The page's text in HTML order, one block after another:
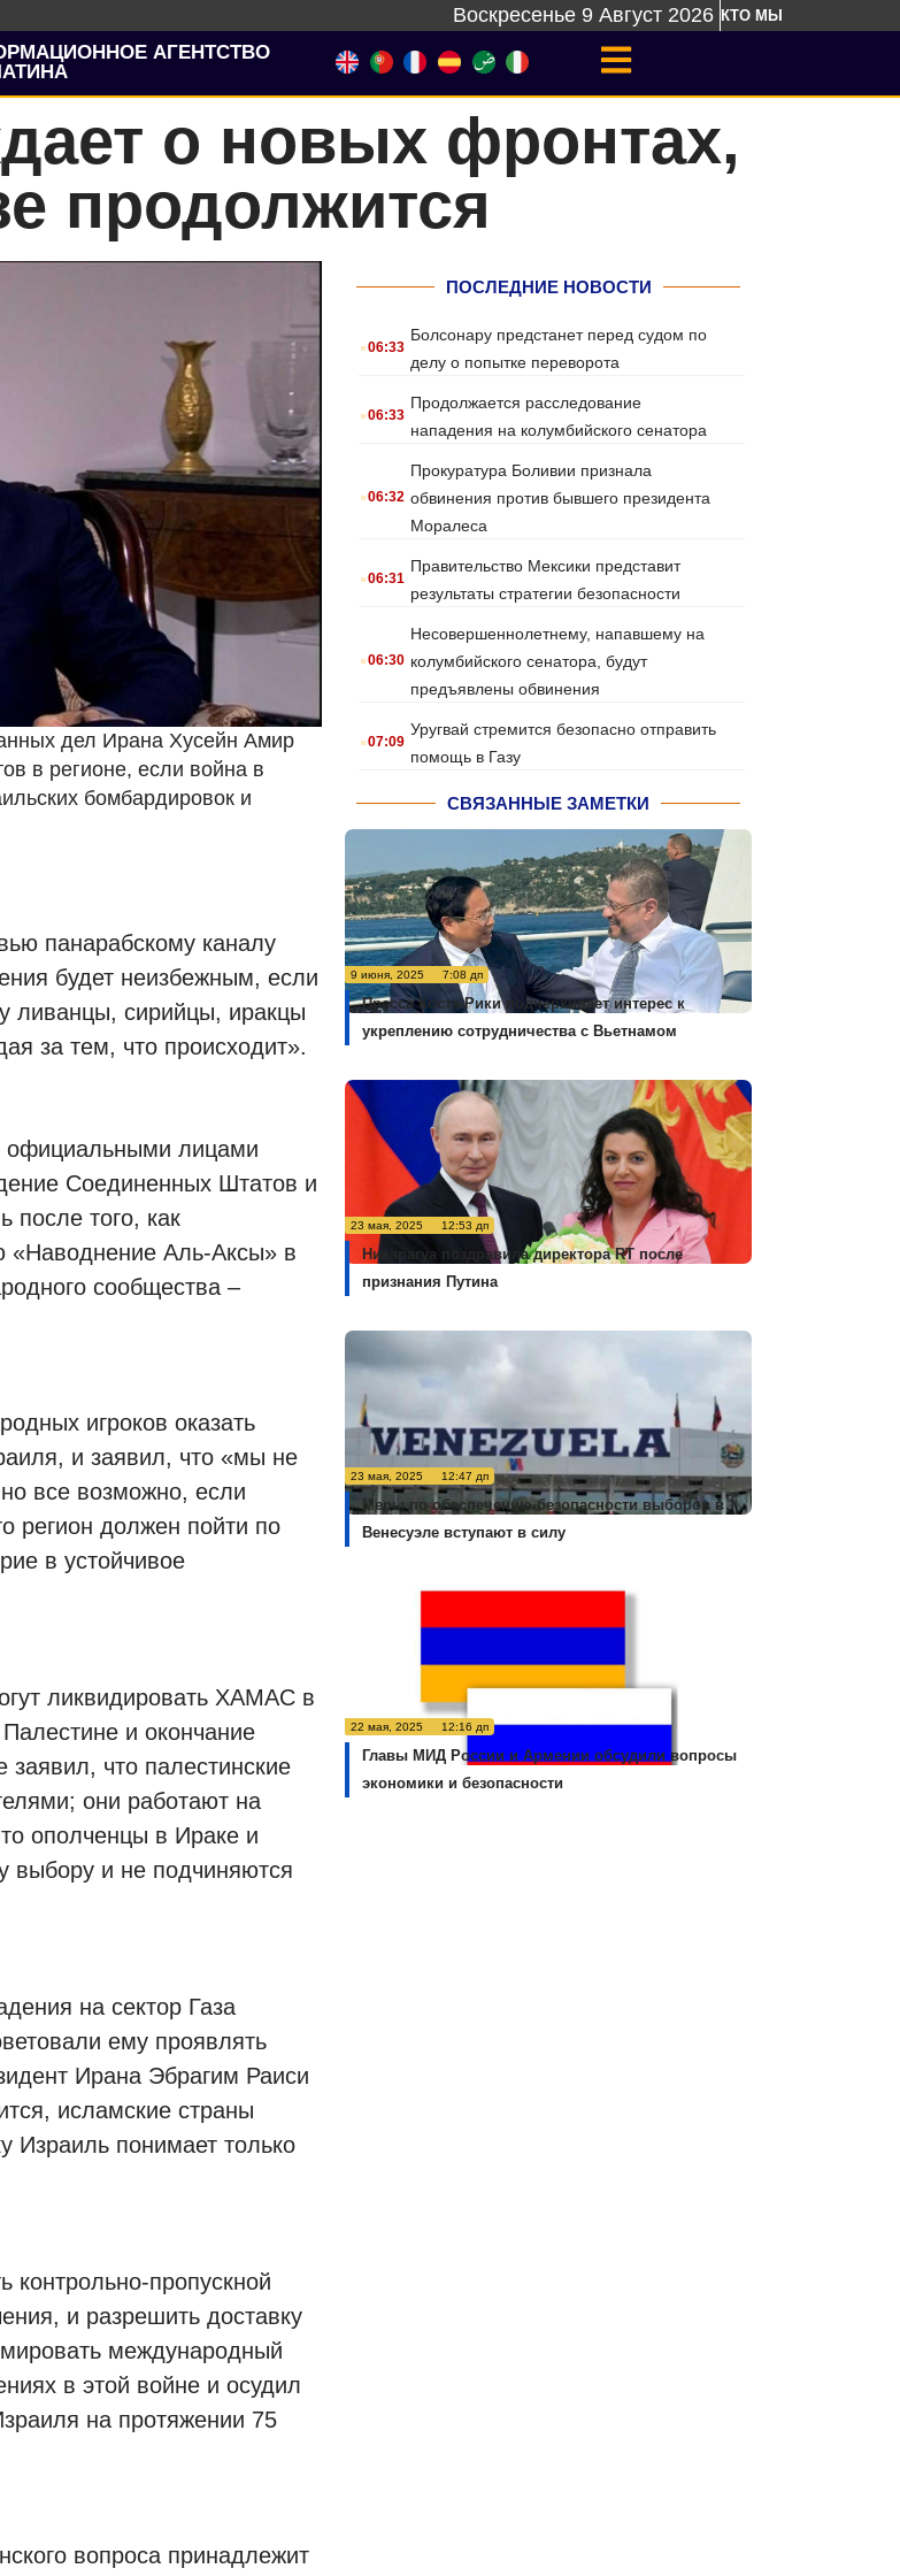
Воскресенье 9 Август 2026 КТО МЫ
АГЕНТСТВО
о новых фронтах,
продолжится
дел Ирана Хусейн Амир
в регионе, если война в
бомбардировок и
панарабскому каналу
будет неизбежным, если
ливанцы, сирийцы, иракцы
за тем, что происходит».
официальными лицами
Соединенных Штатов и
после того, как
«Наводнение Аль-Аксы» в
сообщества –
игроков оказать
и заявил, что «мы не
все возможно, если
регион должен пойти по
в устойчивое
ликвидировать ХАМАС в
и окончание
что палестинские
они работают на
ополченцы в Ираке и
выбору и не подчиняются
на сектор Газа
ему проявлять
Ирана Эбрагим Раиси
исламские страны
Израиль понимает только
контрольно-пропускной
и разрешить доставку
международный
в этой войне и осудил
на протяжении 75
вопроса принадлежит
ПОСЛЕДНИЕ НОВОСТИ
.06:33
Болсонару предстанет перед судом по
делу о попытке переворота
.06:33
Продолжается расследование
нападения на колумбийского сенатора
.06:32
Прокуратура Боливии признала
обвинения против бывшего президента
Моралеса
.06:31
Правительство Мексики представит
результаты стратегии безопасности
.06:30
Несовершеннолетнему, напавшему на
колумбийского сенатора, будут
предъявлены обвинения
.07:09
Уругвай стремится безопасно отправить
помощь в Газу
СВЯЗАННЫЕ ЗАМЕТКИ
9 июня, 2025 7:08 дп
Пресса Коста-Рики подчеркивает интерес к
укреплению сотрудничества с Вьетнамом
23 мая, 2025 12:53 дп
Никарагуа поздравила директора RT после
признания Путина
23 мая, 2025 12:47 дп
Меры по обеспечению безопасности выборов в
Венесуэле вступают в силу
22 мая, 2025 12:16 дп
Главы МИД России и Армении обсудили вопросы
экономики и безопасности